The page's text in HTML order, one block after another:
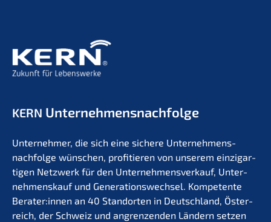
KERN Unternehmens­nachfolge
Unter­neh­mer, die sich eine siche­re Unternehmens­
nachfolge wünschen, profi­tie­ren von unserem einzig­ar­
ti­gen Netzwerk für den Unter­nehmens­verkauf, Unter­
nehmens­kauf und Generations­wechsel. Kompe­ten­te
Berater:innen an 40 Stand­or­ten in Deutsch­land, Öster­
reich, der Schweiz und angren­zen­den Ländern setzen